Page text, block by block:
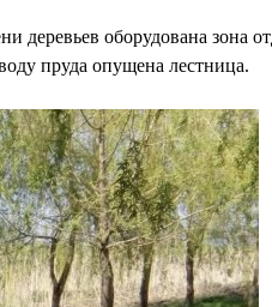
деревьев оборудована зона
пруда опущена лестница.